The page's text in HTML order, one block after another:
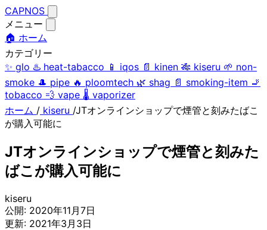
CAPNOS
メニュー
🏠 ホーム
カテゴリー
✨ glo ♨️ heat-tabacco 📱 iqos 📄 kinen 🎋 kiseru 🌱 non-
smoke 🎩 pipe 🔥 ploomtech 🌿 shag 📄 smoking-item 🚬
tobacco 💨 vape 🌡️ vaporizer
ホーム / kiseru /JTオンラインショップで煙管と刻みたばこ
が購入可能に
JTオンラインショップで煙管と刻みた
ばこが購入可能に
kiseru
公開: 2020年11月7日
更新: 2021年3月3日